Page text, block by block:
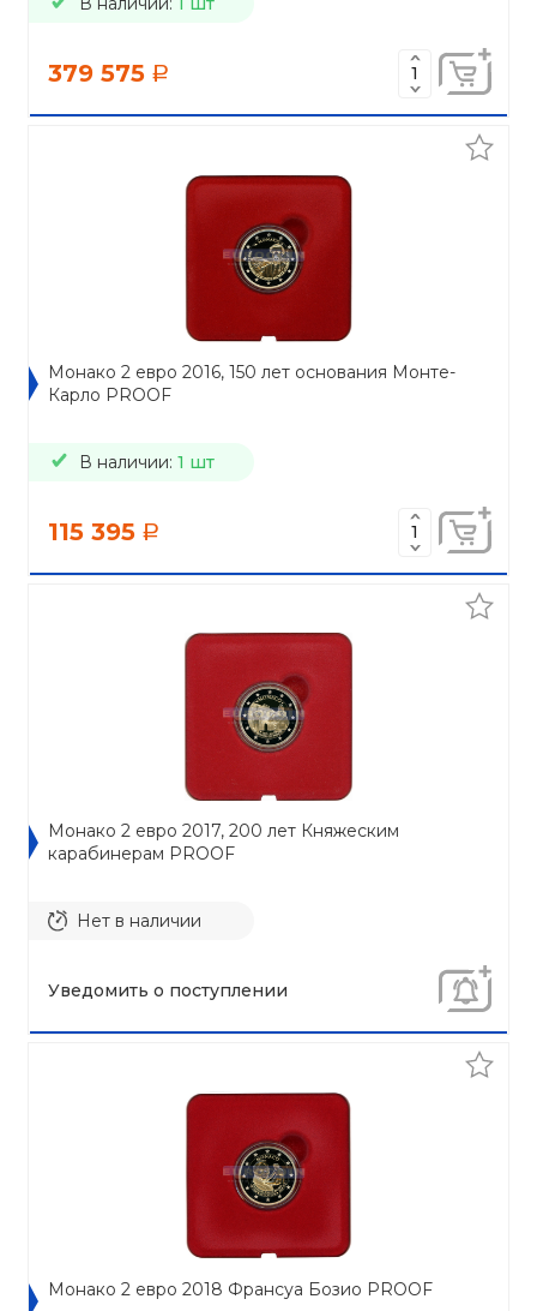
379 575 a
Монако 2 евро 2016, 150 лет основания Монте-
Карло PROOF
В наличии: 1 шт
115 395 a
Монако 2 евро 2017, 200 лет Княжеским
карабинерам PROOF
Нет в наличии
Уведомить о поступлении
Монако 2 евро 2018 Франсуа Бозио PROOF